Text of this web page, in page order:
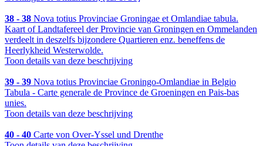
38 - 38 Nova totius Provinciae Groningae et Omlandiae tabula.
Kaart of Landtafereel der Provincie van Groningen en Ommelanden
verdeelt in deszelfs bijzondere Quartieren enz. beneffens de
Heerlykheid Westerwolde.
Toon details van deze beschrijving
39 - 39 Nova totius Provinciae Groningo-Omlandiae in Belgio
Tabula - Carte generale de Province de Groeningen en Pais-bas
unies.
Toon details van deze beschrijving
40 - 40 Carte von Over-Yssel und Drenthe